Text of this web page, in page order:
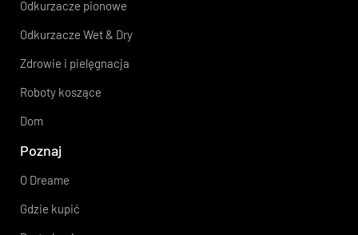
Odkurzacze pionowe
Odkurzacze Wet & Dry
Zdrowie i pielęgnacja
Roboty koszące
Dom
Poznaj
O Dreame
Gdzie kupić